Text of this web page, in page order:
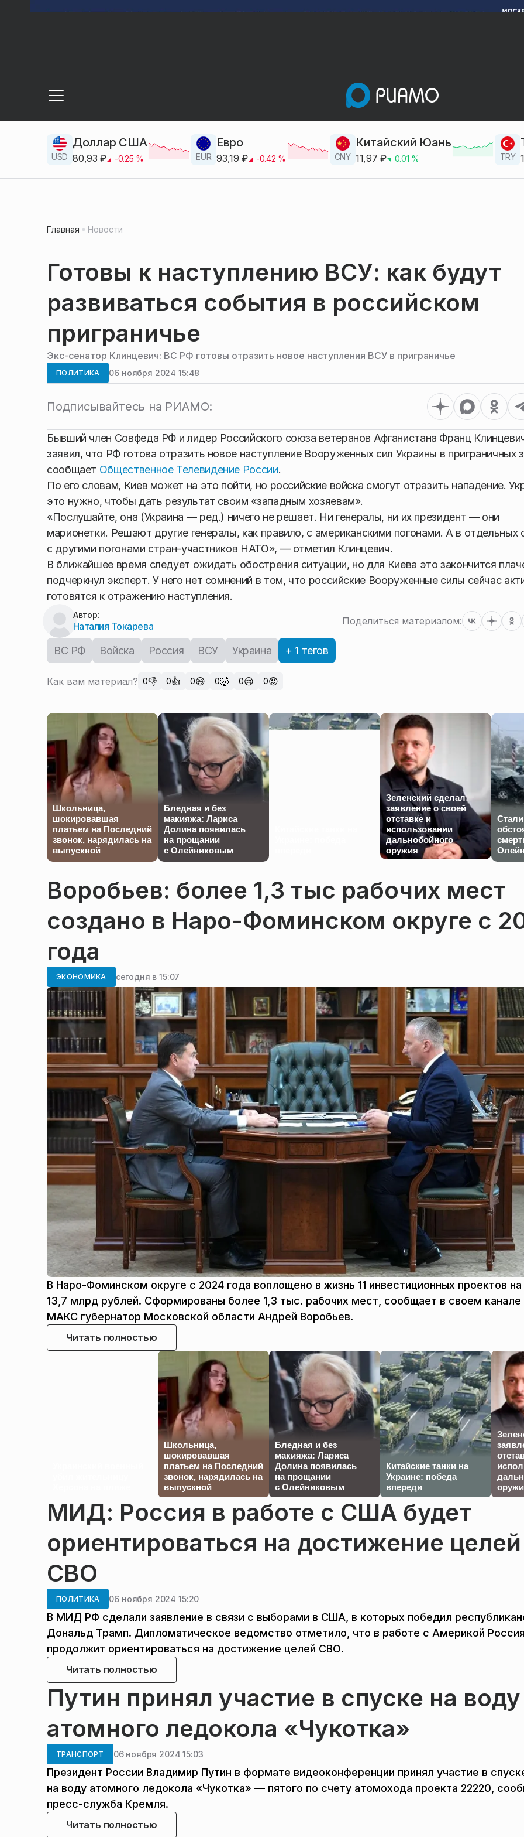
USD
Доллар США
80,93 ₽ -0.25 % EUR
Евро
93,19 ₽ -0.42 % CNY
Китайский Юань
11,97 ₽ 0.01 % TRY
Главная Новости
Готовы к наступлению ВСУ: как будут
развиваться события в российском
приграничье
Экс-сенатор Клинцевич: ВС РФ готовы отразить новое наступления ВСУ в приграничье
ПОЛИТИКА 06 ноября 2024 15:48
Подписывайтесь на РИАМО:
Бывший член Совфеда РФ и лидер Российского союза ветеранов Афганистана Франц
заявил, что РФ готова отразить новое наступление Вооруженных сил Украины в приграничных
сообщает Общественное Телевидение России.
По его словам, Киев может на это пойти, но российские войска смогут отразить нападение.
это нужно, чтобы дать результат своим «западным хозяевам».
«Послушайте, она (Украина — ред.) ничего не решает. Ни генералы, ни их президент — они
марионетки. Решают другие генералы, как правило, с американскими погонами. А в отдельных
с другими погонами стран-участников НАТО», — отметил Клинцевич.
В ближайшее время следует ожидать обострения ситуации, но для Киева это закончится
подчеркнул эксперт. У него нет сомнений в том, что российские Вооруженные силы сейчас
готовятся к отражению наступления.
Автор:
Наталия Токарева Поделиться материалом:
ВС РФ Войска Россия ВСУ Украина + 1 тегов
Как вам материал? 0👎 0👍 0😄 0🤯 0😢 0😡
Школьница,
шокировавшая
платьем на Последний
звонок, нарядилась на
выпускной
Бледная и без
макияжа: Лариса
Долина появилась
на прощании
с Олейниковым
Зеленский сделал
заявление о своей
отставке и
использовании
дальнобойного
оружия
Стали
Воробьев: более 1,3 тыс рабочих мест
создано в Наро-Фоминском округе с
года
ЭКОНОМИКА сегодня в 15:07
В Наро-Фоминском округе с 2024 года воплощено в жизнь 11 инвестиционных проектов
13,7 млрд рублей. Сформированы более 1,3 тыс. рабочих мест, сообщает в своем канале
МАКС губернатор Московской области Андрей Воробьев.
Читать полностью
Школьница,
шокировавшая
платьем на Последний
звонок, нарядилась на
выпускной
Бледная и без
макияжа: Лариса
Долина появилась
на прощании
с Олейниковым
Китайские танки на
Украине: победа
впереди
МИД: Россия в работе с США будет
ориентироваться на достижение целей
СВО
ПОЛИТИКА 06 ноября 2024 15:20
В МИД РФ сделали заявление в связи с выборами в США, в которых победил
Дональд Трамп. Дипломатическое ведомство отметило, что в работе с Америкой Россия
продолжит ориентироваться на достижение целей СВО.
Читать полностью
Путин принял участие в спуске на воду
атомного ледокола «Чукотка»
ТРАНСПОРТ 06 ноября 2024 15:03
Президент России Владимир Путин в формате видеоконференции принял участие в
на воду атомного ледокола «Чукотка» — пятого по счету атомохода проекта 22220,
пресс-служба Кремля.
Читать полностью